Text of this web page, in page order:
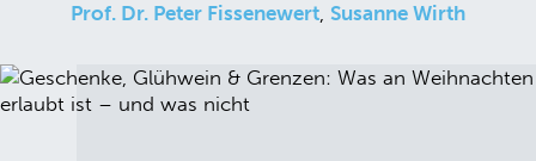
Prof. Dr. Peter Fissenewert, Susanne Wirth